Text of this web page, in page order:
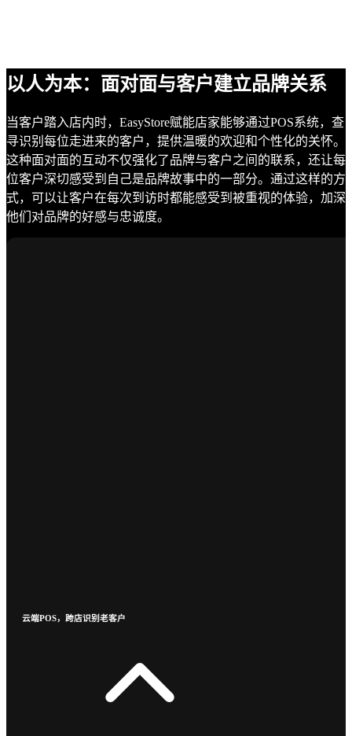
以人为本：面对面与客户建立品牌关系
当客户踏入店内时，EasyStore赋能店家能够通过POS系统，查
寻识别每位走进来的客户，提供温暖的欢迎和个性化的关怀。
这种面对面的互动不仅强化了品牌与客户之间的联系，还让每
位客户深切感受到自己是品牌故事中的一部分。通过这样的方
式，可以让客户在每次到访时都能感受到被重视的体验，加深
他们对品牌的好感与忠诚度。
云端POS，跨店识别老客户